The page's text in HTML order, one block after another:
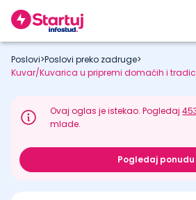
Poslovi>Poslovi preko zadruge>
Kuvar/Kuvarica u pripremi domaćih i
Ovaj oglas je istekao. Pogledaj
mlade.
Pogledaj ponudu